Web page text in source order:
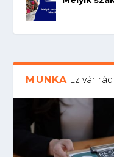
MUNKA Ez vár